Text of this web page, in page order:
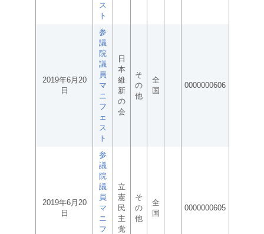
ス
ト
2019年6月20
日
参
議
院
議
員
マ
ニ
フ
ェ
ス
ト
日
本
維
新
の
会
そ
の
他
全
国
0000000606
2019年6月20
日
参
議
院
議
員
マ
ニ
フ
立
憲
民
主
党
そ
の
他
全
国
0000000605